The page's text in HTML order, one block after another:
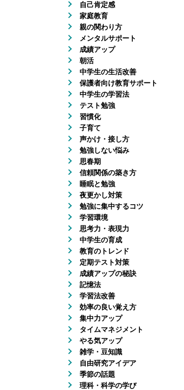
自己肯定感
家庭教育
親の関わり方
メンタルサポート
成績アップ
朝活
中学生の生活改善
保護者向け教育サポート
中学生の学習法
テスト勉強
習慣化
子育て
声かけ・接し方
勉強しない悩み
思春期
信頼関係の築き方
睡眠と勉強
夜更かし対策
勉強に集中するコツ
学習環境
思考力・表現力
中学生の育成
教育のトレンド
定期テスト対策
成績アップの秘訣
記憶法
学習法改善
効率の良い覚え方
集中力アップ
タイムマネジメント
やる気アップ
雑学・豆知識
自由研究アイデア
季節の話題
理科・科学の学び